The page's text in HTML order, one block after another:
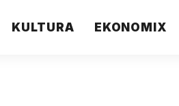
KULTURA EKONOMIX